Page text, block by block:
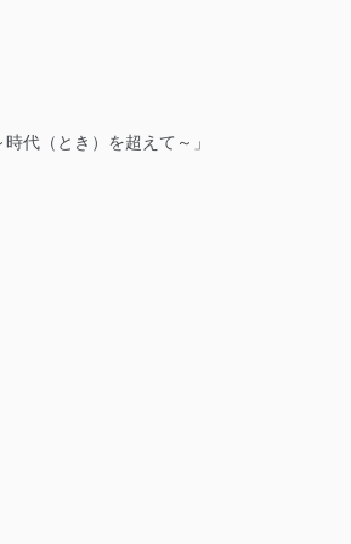
代（とき）を超えて～」